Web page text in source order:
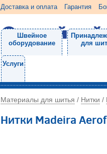
Доставка и оплата Гарантия
Швейное
оборудование
для
Услуги
Материалы для шитья / Нитки /
Нитки Madeira